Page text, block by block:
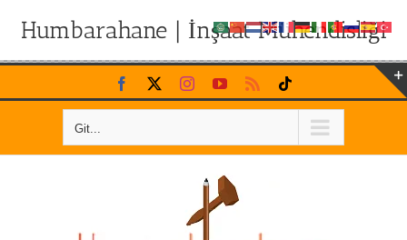
Humbarahane | İnşaat Mühendisliği
Skip
to
Facebook InstagramYouTubeRss
Git...